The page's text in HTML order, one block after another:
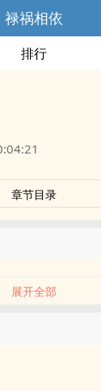
禄祸相依
排行
章节目录
展开全部